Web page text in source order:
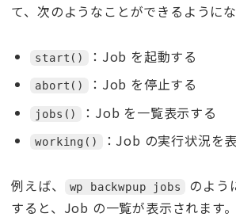
て、次のようなことができるようにな
start() ：Job を起動する
abort() ：Job を停止する
jobs() ：Job を一覧表示する
working() ：Job の実行状況を
例えば、 wp backwpup jobs
のよう
すると、Job の一覧が表示されます